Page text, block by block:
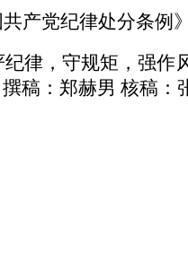
产党纪律处分条例
律，守规矩，强作
稿：郑赫男 核稿：